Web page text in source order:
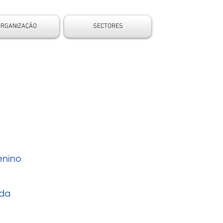
SECTORES